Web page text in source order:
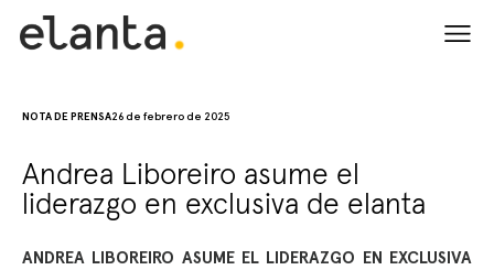
CORAZÓN
EMOCIONES
NOTA DE PRENSA26 de febrero de 2025
Andrea Liboreiro asume el
liderazgo en exclusiva de elanta
ANDREA LIBOREIRO ASUME EL LIDERAZGO EN EXCLUSIVA